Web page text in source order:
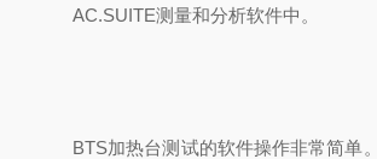
AC.SUITE测量和分析软件中。
BTS加热台测试的软件操作非常简单